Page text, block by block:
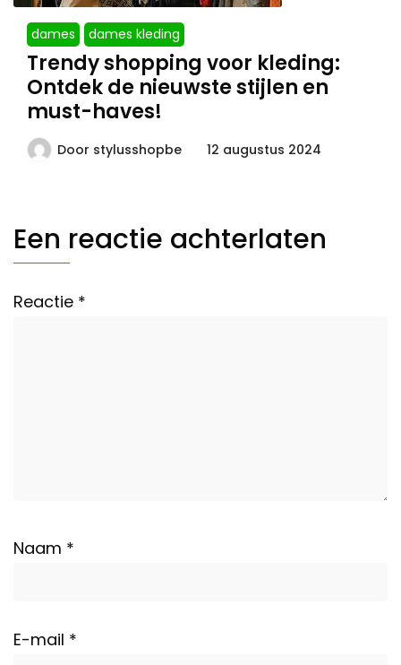
dames dames kleding
Trendy shopping voor kleding:
Ontdek de nieuwste stijlen en
must-haves!
Door stylusshopbe 12 augustus 2024
Een reactie achterlaten
Reactie *
Naam *
E-mail *